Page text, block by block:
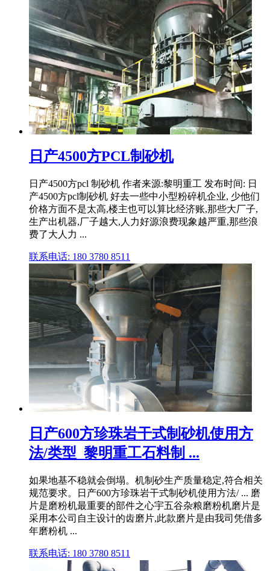
日产4500方PCL制砂机
日产4500方pcl 制砂机 作者来源:黎明重工 发布时间: 日
产4500方pcl制砂机 好去一些中小型粉碎机企业, 少他们
价格方面不是太高,楼主也可以算比经济账,那些大厂子,
生产出机器,厂子越大,人力好源浪费现象越严重,那些浪
费了大人力 ...
联系电话: 180 3780 8511
日产600方珍珠岩干式制砂机使用方
法/类型_黎明重工石料制 ...
如果地基不稳就会倒塌。机制砂生产质量稳定,符合相关
规范要求。日产600方珍珠岩干式制砂机使用方法/ ... 磨
片是磨粉机最重要的部件之心宇五谷杂粮磨粉机磨片是
采用本公司自主设计的齿磨片,此款磨片是由我司凭借多
年磨粉机 ...
联系电话: 180 3780 8511